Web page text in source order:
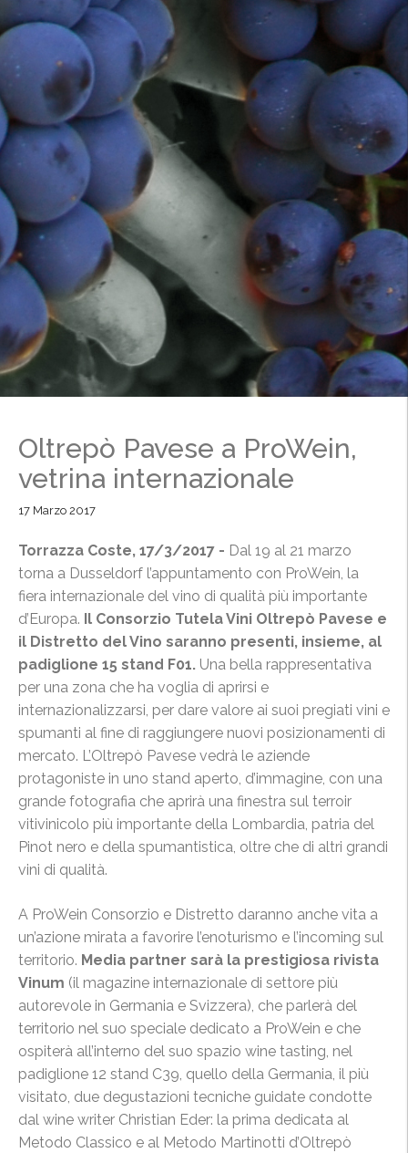
Oltrepò Pavese a ProWein,
vetrina internazionale
17 Marzo 2017
Torrazza Coste, 17/3/2017 - Dal 19 al 21 marzo
torna a Dusseldorf l’appuntamento con ProWein, la
fiera internazionale del vino di qualità più importante
d’Europa. Il Consorzio Tutela Vini Oltrepò Pavese e
il Distretto del Vino saranno presenti, insieme, al
padiglione 15 stand F01. Una bella rappresentativa
per una zona che ha voglia di aprirsi e
internazionalizzarsi, per dare valore ai suoi pregiati vini e
spumanti al fine di raggiungere nuovi posizionamenti di
mercato. L’Oltrepò Pavese vedrà le aziende
protagoniste in uno stand aperto, d’immagine, con una
grande fotografia che aprirà una finestra sul terroir
vitivinicolo più importante della Lombardia, patria del
Pinot nero e della spumantistica, oltre che di altri grandi
vini di qualità.
A ProWein Consorzio e Distretto daranno anche vita a
un’azione mirata a favorire l’enoturismo e l’incoming sul
territorio. Media partner sarà la prestigiosa rivista
Vinum (il magazine internazionale di settore più
autorevole in Germania e Svizzera), che parlerà del
territorio nel suo speciale dedicato a ProWein e che
ospiterà all’interno del suo spazio wine tasting, nel
padiglione 12 stand C39, quello della Germania, il più
visitato, due degustazioni tecniche guidate condotte
dal wine writer Christian Eder: la prima dedicata al
Metodo Classico e al Metodo Martinotti d’Oltrepò